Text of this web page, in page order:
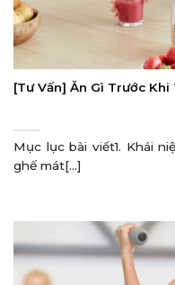
[Tư Vấn] Ăn Gì Trước
Mục lục bài viết1. Khái
ghế mát[...]